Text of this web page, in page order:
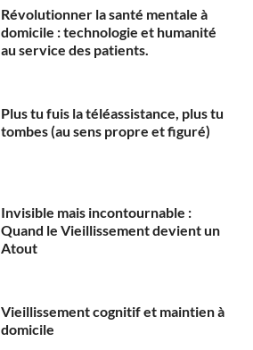
Révolutionner la santé mentale à
domicile : technologie et humanité
au service des patients.
Plus tu fuis la téléassistance, plus tu
tombes (au sens propre et figuré)
Invisible mais incontournable :
Quand le Vieillissement devient un
Atout
Vieillissement cognitif et maintien à
domicile